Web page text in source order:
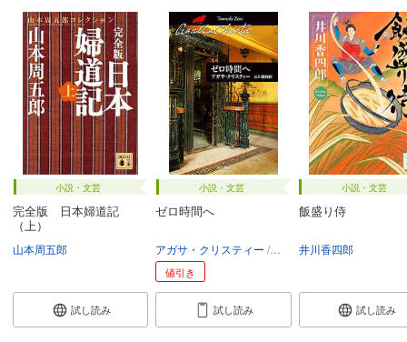
小説・文芸
完全版 日本婦道記
（上）
山本周五郎
試し読み
小説・文芸
ゼロ時間へ
アガサ・クリスティー 三川基好
値引き
試し読み
小説・文芸
飯盛り侍
井川香四郎
試し読み